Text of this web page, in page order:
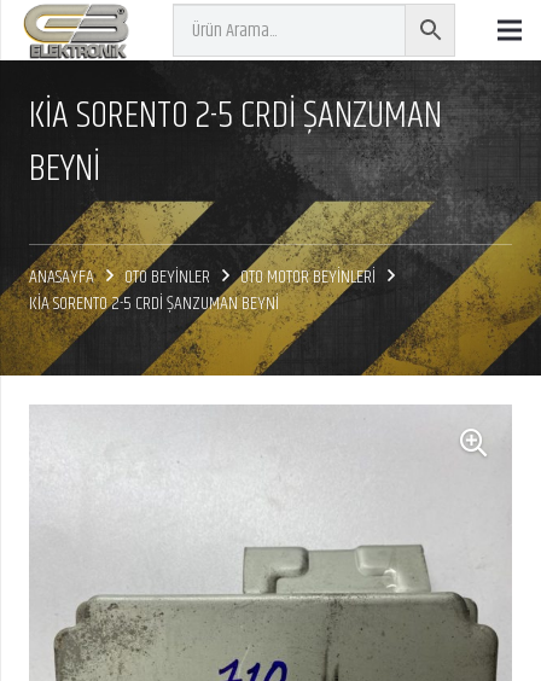
KİA SORENTO 2-5 CRDİ ŞANZUMAN
BEYNİ
ANASAYFA OTO BEYİNLER
OTO MOTOR BEYİNLERİ
KİA SORENTO 2-5 CRDİ ŞANZUMAN BEYNİ